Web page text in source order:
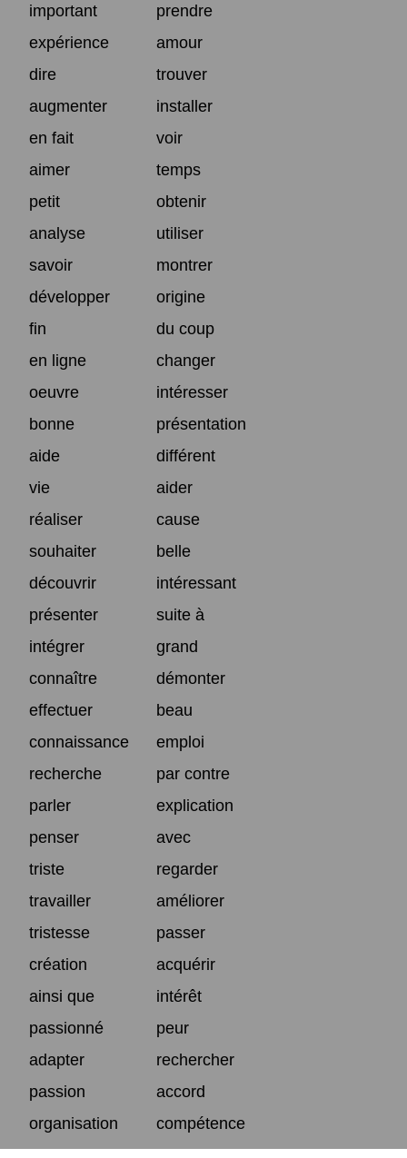
important
prendre
expérience
amour
dire
trouver
augmenter
installer
en fait
voir
aimer
temps
petit
obtenir
analyse
utiliser
savoir
montrer
développer
origine
fin
du coup
en ligne
changer
oeuvre
intéresser
bonne
présentation
aide
différent
vie
aider
réaliser
cause
souhaiter
belle
découvrir
intéressant
présenter
suite à
intégrer
grand
connaître
démonter
effectuer
beau
connaissance
emploi
recherche
par contre
parler
explication
penser
avec
triste
regarder
travailler
améliorer
tristesse
passer
création
acquérir
ainsi que
intérêt
passionné
peur
adapter
rechercher
passion
accord
organisation
compétence